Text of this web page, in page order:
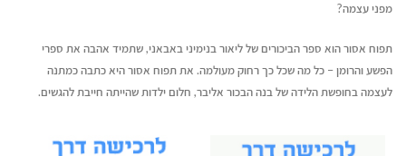
מפני עצמה?
תפוח אסור הוא ספר הביכורים של ליאור בנימיני באבאני, שתמיד אהבה את ספרי
הפשע והרומן – כל מה שכל כך רחוק מעולמה. את תפוח אסור היא כתבה כמתנה
לעצמה בחופשת הלידה של בנה הבכור אליבר, חלום ילדות שהייתה חייבת להגשים.